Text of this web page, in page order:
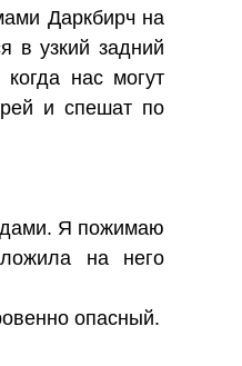
Даркбирч на
в узкий задний
нас могут
и спешат по
Я пожимаю
на него
опасный.